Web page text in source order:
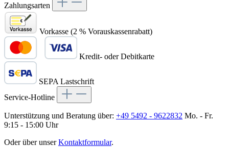
Zahlungsarten
Vorkasse (2 % Vorauskassenrabatt)
Kredit- oder Debitkarte
SEPA Lastschrift
Service-Hotline
Unterstützung und Beratung über: +49 5492 - 9622832 Mo. - Fr.
9:15 - 15:00 Uhr
Oder über unserKontaktformular.